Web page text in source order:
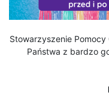
Stowarzyszenie Pomocy
Państwa z bardzo